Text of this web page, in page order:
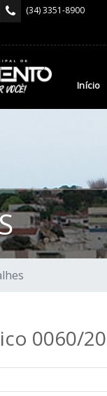
(34) 3351-8900
Início
0060/